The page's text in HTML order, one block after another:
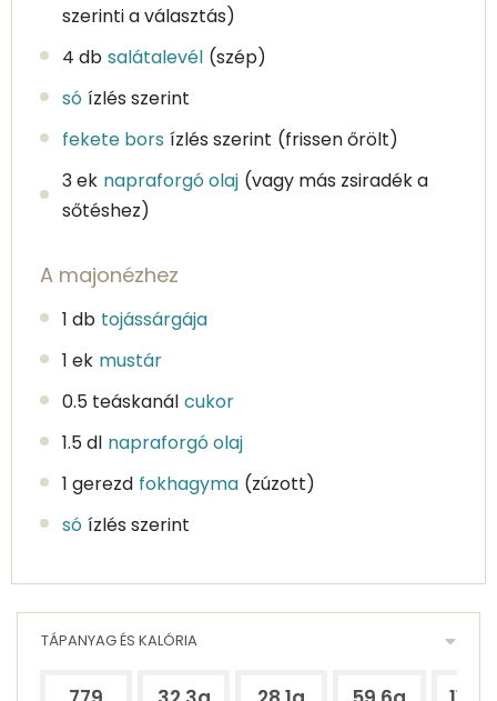
szerinti a választás)
4 db salátalevél (szép)
só ízlés szerint
fekete bors ízlés szerint (frissen őrölt)
3 ek napraforgó olaj (vagy más zsiradék a
sőtéshez)
A majonézhez
1 db tojássárgája
1 ek mustár
0.5 teáskanál cukor
1.5 dl napraforgó olaj
1 gerezd fokhagyma (zúzott)
só ízlés szerint
TÁPANYAG ÉS KALÓRIA